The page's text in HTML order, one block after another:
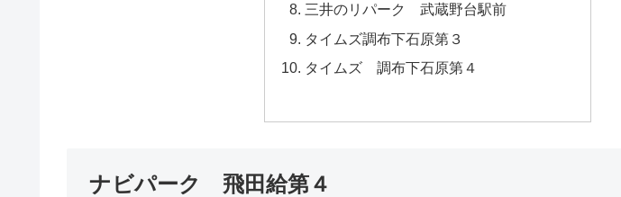
三井のリパーク 武蔵野台駅前
タイムズ調布下石原第３
タイムズ 調布下石原第４
ナビパーク 飛田給第４